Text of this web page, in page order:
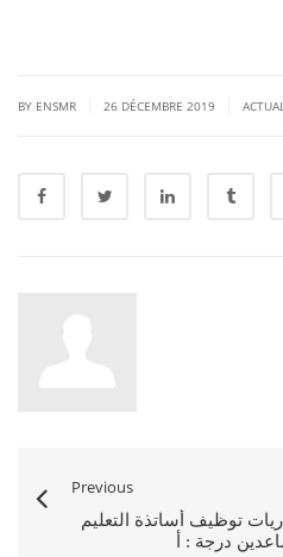
BY ENSMR 26 DÉCEMBRE 2019
Previous
توظيف أساتذة التعليم
درجة : أ